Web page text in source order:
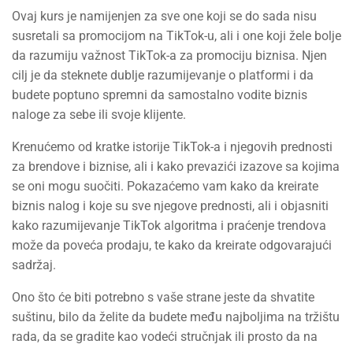
Ovaj kurs je namijenjen za sve one koji se do sada nisu
susretali sa promocijom na TikTok-u, ali i one koji žele bolje
da razumiju važnost TikTok-a za promociju biznisa. Njen
cilj je da steknete dublje razumijevanje o platformi i da
budete poptuno spremni da samostalno vodite biznis
naloge za sebe ili svoje klijente.
Krenućemo od kratke istorije TikTok-a i njegovih prednosti
za brendove i biznise, ali i kako prevazići izazove sa kojima
se oni mogu suočiti. Pokazaćemo vam kako da kreirate
biznis nalog i koje su sve njegove prednosti, ali i objasniti
kako razumijevanje TikTok algoritma i praćenje trendova
može da poveća prodaju, te kako da kreirate odgovarajući
sadržaj.
Ono što će biti potrebno s vaše strane jeste da shvatite
suštinu, bilo da želite da budete među najboljima na tržištu
rada, da se gradite kao vodeći stručnjak ili prosto da na